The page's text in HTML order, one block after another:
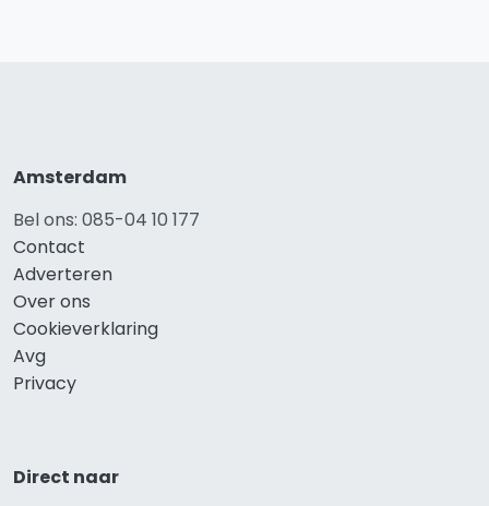
Amsterdam
Bel ons: 085-04 10 177
Contact
Adverteren
Over ons
Cookieverklaring
Avg
Privacy
Direct naar